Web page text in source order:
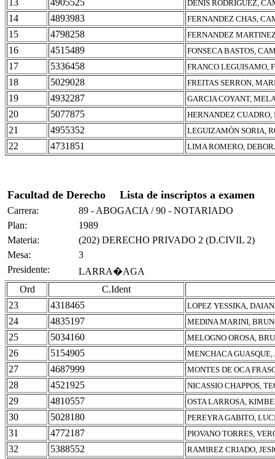
13 4905525 DENIS RODRIGUEZ,
14 4893983 FERNANDEZ CHAS,
15 4798258 FERNANDEZ
16 4515489 FONSECA BASTOS,
17 5336458 FRANCO LEGUISAMO,
18 5029028 FREITAS SERRON,
19 4932287 GARCIA COYANT,
20 5077875 HERNANDEZ CUADRO,
21 4955352 LEGUIZAMÓN SORIA,
22 4731851 LIMA ROMERO,
Facultad de Derecho Lista de inscriptos a examen
Carrera:
89 - ABOGACIA / 90 - NOTARIADO
Plan:
1989
Materia:
(202) DERECHO PRIVADO 2 (D.CIVIL 2)
Mesa:
3
Presidente:
LARRA�AGA
Ord
C.Ident
23
4318465 LOPEZ YESSIKA,
24 4835197 MEDINA MARINI,
25 5034160 MELOGNO OROSA,
26 5154905 MENCHACA
27 4687999 MONTES DE OCA
28 4521925 NICASSIO CHAPPOS,
29 4810557 OSTA LARROSA,
30 5028180 PEREYRA GABITO,
31 4772187 PIOVANO TORRES,
32 5388552 RAMIREZ CRIADO,